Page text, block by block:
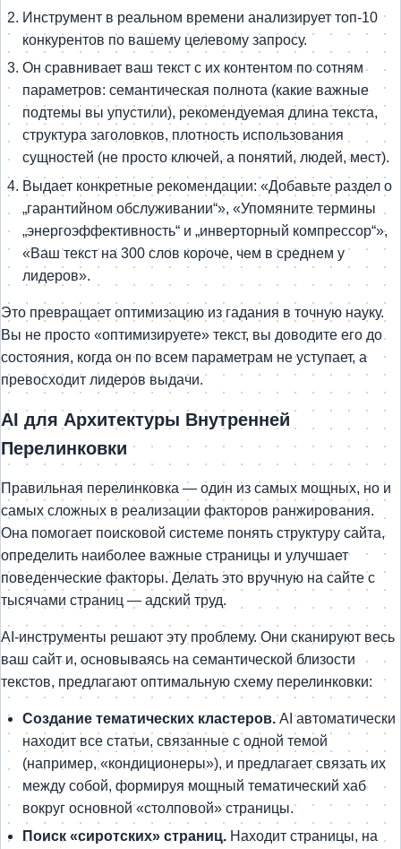
Инструмент в реальном времени анализирует топ-10
конкурентов по вашему целевому запросу.
Он сравнивает ваш текст с их контентом по сотням
параметров: семантическая полнота (какие важные
подтемы вы упустили), рекомендуемая длина текста,
структура заголовков, плотность использования
сущностей (не просто ключей, а понятий, людей, мест).
Выдает конкретные рекомендации: «Добавьте раздел о
„гарантийном обслуживании“», «Упомяните термины
„энергоэффективность“ и „инверторный компрессор“»,
«Ваш текст на 300 слов короче, чем в среднем у
лидеров».
Это превращает оптимизацию из гадания в точную науку.
Вы не просто «оптимизируете» текст, вы доводите его до
состояния, когда он по всем параметрам не уступает, а
превосходит лидеров выдачи.
AI для Архитектуры Внутренней
Перелинковки
Правильная перелинковка — один из самых мощных, но и
самых сложных в реализации факторов ранжирования.
Она помогает поисковой системе понять структуру сайта,
определить наиболее важные страницы и улучшает
поведенческие факторы. Делать это вручную на сайте с
тысячами страниц — адский труд.
AI-инструменты решают эту проблему. Они сканируют весь
ваш сайт и, основываясь на семантической близости
текстов, предлагают оптимальную схему перелинковки:
Создание тематических кластеров.AI автоматически
находит все статьи, связанные с одной темой
(например, «кондиционеры»), и предлагает связать их
между собой, формируя мощный тематический хаб
вокруг основной «столповой» страницы.
Поиск «сиротских» страниц. Находит страницы, на